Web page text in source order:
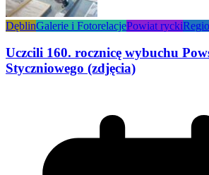
DęblinGalerie i FotorelacjePowiat rycki
Uczcili 160. rocznicę wybuchu
Styczniowego (zdjęcia)